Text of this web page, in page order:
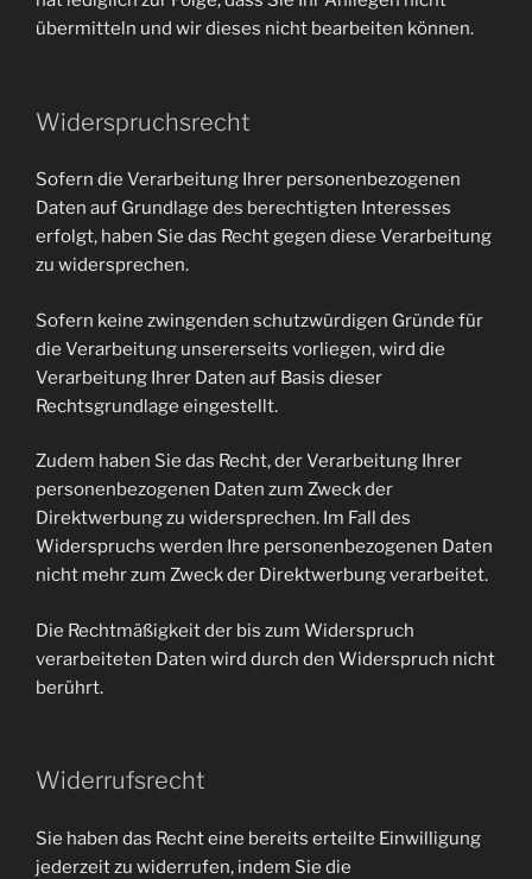
übermitteln und wir dieses nicht bearbeiten können.
Widerspruchsrecht
Sofern die Verarbeitung Ihrer personenbezogenen
Daten auf Grundlage des berechtigten Interesses
erfolgt, haben Sie das Recht gegen diese Verarbeitung
zu widersprechen.
Sofern keine zwingenden schutzwürdigen Gründe für
die Verarbeitung unsererseits vorliegen, wird die
Verarbeitung Ihrer Daten auf Basis dieser
Rechtsgrundlage eingestellt.
Zudem haben Sie das Recht, der Verarbeitung Ihrer
personenbezogenen Daten zum Zweck der
Direktwerbung zu widersprechen. Im Fall des
Widerspruchs werden Ihre personenbezogenen Daten
nicht mehr zum Zweck der Direktwerbung verarbeitet.
Die Rechtmäßigkeit der bis zum Widerspruch
verarbeiteten Daten wird durch den Widerspruch nicht
berührt.
Widerrufsrecht
Sie haben das Recht eine bereits erteilte Einwilligung
jederzeit zu widerrufen, indem Sie die